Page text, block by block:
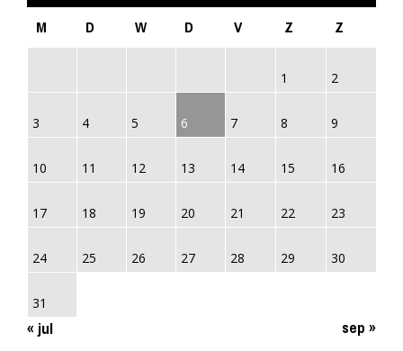
M
D W D V Z Z
1 2
3 4 5 6 7 8 9
10 11 12 13 14 15 16
17 18 19 20 21 22 23
24 25 26 27 28 29 30
31
« jul sep »